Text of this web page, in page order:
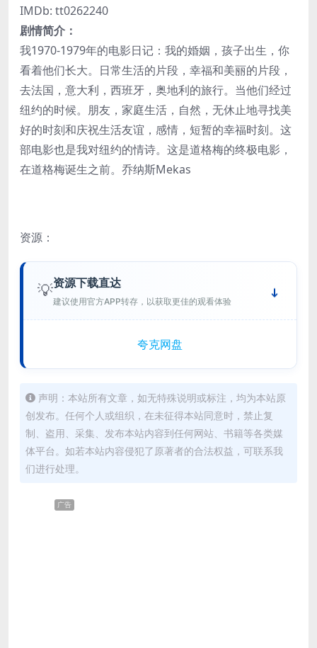
IMDb: tt0262240
剧情简介：
我1970-1979年的电影日记：我的婚姻，孩子出生，你
看着他们长大。日常生活的片段，幸福和美丽的片段，
去法国，意大利，西班牙，奥地利的旅行。当他们经过
纽约的时候。朋友，家庭生活，自然，无休止地寻找美
好的时刻和庆祝生活友谊，感情，短暂的幸福时刻。这
部电影也是我对纽约的情诗。这是道格梅的终极电影，
在道格梅诞生之前。乔纳斯Mekas
资源：
💡资源下载直达
建议使用官方APP转存，以获取更佳的观看体验
夸克网盘
声明：本站所有文章，如无特殊说明或标注，均为本站原
创发布。任何个人或组织，在未征得本站同意时，禁止复
制、盗用、采集、发布本站内容到任何网站、书籍等各类媒
体平台。如若本站内容侵犯了原著者的合法权益，可联系我
们进行处理。
广告